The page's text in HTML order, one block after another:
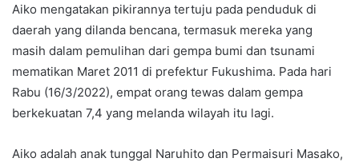
Aiko mengatakan pikirannya tertuju pada penduduk di
daerah yang dilanda bencana, termasuk mereka yang
masih dalam pemulihan dari gempa bumi dan tsunami
mematikan Maret 2011 di prefektur Fukushima. Pada hari
Rabu (16/3/2022), empat orang tewas dalam gempa
berkekuatan 7,4 yang melanda wilayah itu lagi.
Aiko adalah anak tunggal Naruhito dan Permaisuri Masako,